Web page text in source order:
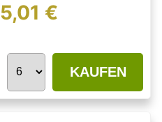
5,01 €
KAUFEN